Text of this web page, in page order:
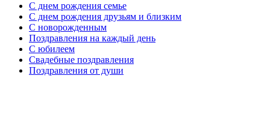
С днем рождения семье
С днем рождения друзьям и близким
C новорожденным
Поздравления на каждый день
С юбилеем
Свадебные поздравления
Поздравления от души